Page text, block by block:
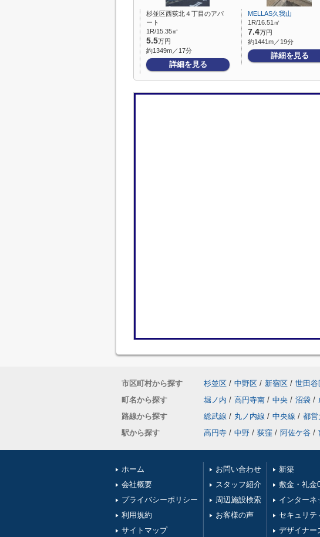
杉並区西荻北４丁目のアパ
ート
1R/15.35㎡
5.5万円
約1349m／17分
詳細を見る
MELLAS久我山
1R/16.51㎡
7.4万円
約1441m／19分
詳細を見る
市区町村から探す 杉並区 / 中野区 / 新宿区 / 世田谷
町名から探す
堀ノ内 / 高円寺南 / 中央 / 沼袋 /
路線から探す
総武線 / 丸ノ内線 / 中央線 / 都営
駅から探す
高円寺 / 中野 / 荻窪 / 阿佐ケ谷 /
ホーム
会社概要
プライバシーポリシー
利用規約
サイトマップ
お問い合わせ
スタッフ紹介
周辺施設検索
お客様の声
新築
敷金・礼金
インターネ
セキュリテ
デザイナー